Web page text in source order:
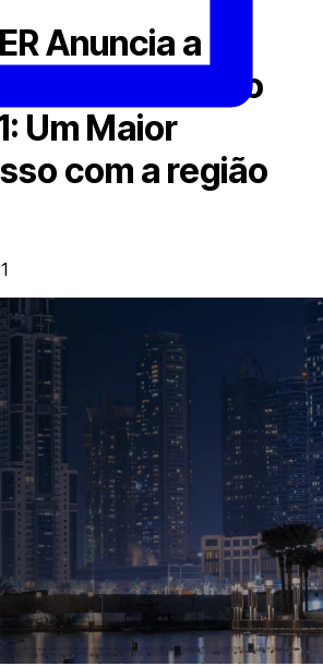
Anuncia a
na Forex Expo
Um Maior
com a região